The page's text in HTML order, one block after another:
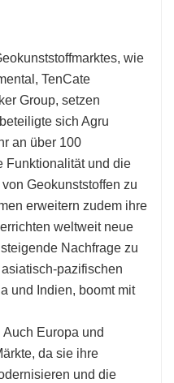
wie
TenCate
Group, setzen
sich Agru
an über 100
Funktionalität und die
Geokunststoffen zu
erweitern zudem ihre
weltweit neue
Nachfrage zu
pazifischen
und Indien, boomt mit
Europa und
da sie ihre
und die